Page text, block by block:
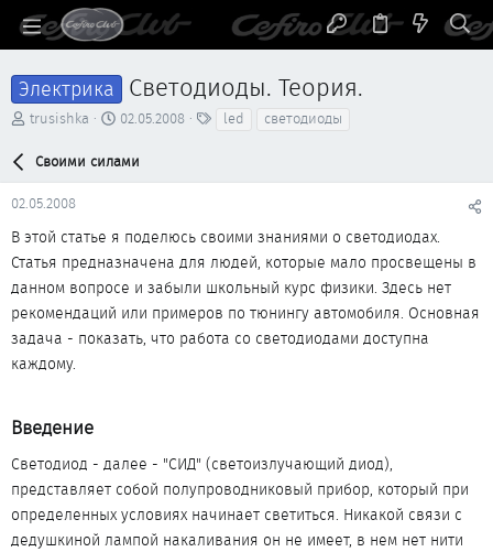
Электрика Светодиоды. Теория.
А
р
т
е
м
ы
trusishka
Д
т
ч
а
л
а
02.05.2008 led светодиоды
Своими силами
02.05.2008
В этой статье я поделюсь своими знаниями о светодиодах.
Статья предназначена для людей, которые мало просвещены в
данном вопросе и забыли школьный курс физики. Здесь нет
рекомендаций или примеров по тюнингу автомобиля. Основная
задача - показать, что работа со светодиодами доступна
каждому.
Введение​
Светодиод - далее - "СИД" (светоизлучающий диод),
представляет собой полупроводниковый прибор, который при
определенных условиях начинает светиться. Никакой связи с
дедушкиной лампой накаливания он не имеет, в нем нет нити